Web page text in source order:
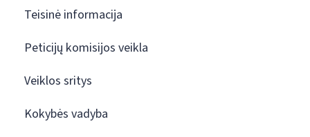
Teisinė informacija
Peticijų komisijos veikla
Veiklos sritys
Kokybės vadyba